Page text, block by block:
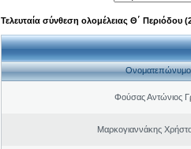
Τελευταία σύνθεση ολομέλειας Θ΄ Περιόδου
Ονοματεπώνυμο
Φούσας Αντώνιος
Μαρκογιαννάκης